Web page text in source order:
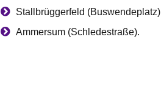
Stallbrüggerfeld (Buswendeplatz)
Ammersum (Schledestraße).